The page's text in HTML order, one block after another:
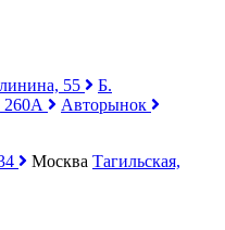
55
Б.
260А
Авторынок
Москва Тагильская,